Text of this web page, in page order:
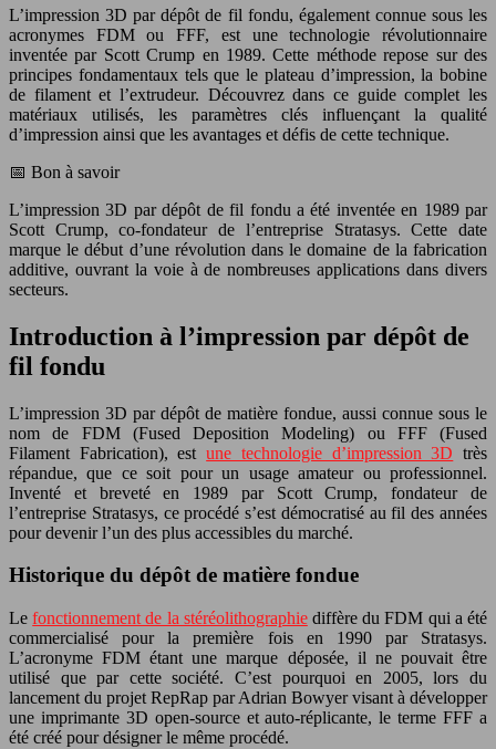
L’impression 3D par dépôt de fil fondu, également connue sous les
acronymes FDM ou FFF, est une technologie révolutionnaire
inventée par Scott Crump en 1989. Cette méthode repose sur des
principes fondamentaux tels que le plateau d’impression, la bobine
de filament et l’extrudeur. Découvrez dans ce guide complet les
matériaux utilisés, les paramètres clés influençant la qualité
d’impression ainsi que les avantages et défis de cette technique.
📅 Bon à savoir
L’impression 3D par dépôt de fil fondu a été inventée en 1989 par
Scott Crump, co-fondateur de l’entreprise Stratasys. Cette date
marque le début d’une révolution dans le domaine de la fabrication
additive, ouvrant la voie à de nombreuses applications dans divers
secteurs.
Introduction à l’impression par dépôt de
fil fondu
L’impression 3D par dépôt de matière fondue, aussi connue sous le
nom de FDM (Fused Deposition Modeling) ou FFF (Fused
Filament Fabrication), estune technologie d’impression 3D très
répandue, que ce soit pour un usage amateur ou professionnel.
Inventé et breveté en 1989 par Scott Crump, fondateur de
l’entreprise Stratasys, ce procédé s’est démocratisé au fil des années
pour devenir l’un des plus accessibles du marché.
Historique du dépôt de matière fondue
Lefonctionnement de la stéréolithographiediffère du FDM qui a été
commercialisé pour la première fois en 1990 par Stratasys.
L’acronyme FDM étant une marque déposée, il ne pouvait être
utilisé que par cette société. C’est pourquoi en 2005, lors du
lancement du projet RepRap par Adrian Bowyer visant à développer
une imprimante 3D open-source et auto-réplicante, le terme FFF a
été créé pour désigner le même procédé.